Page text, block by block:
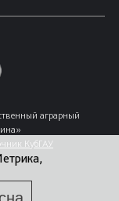
аграрный
КубГАУ